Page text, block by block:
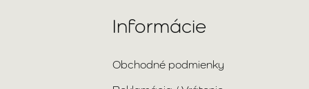
Informácie
Obchodné podmienky